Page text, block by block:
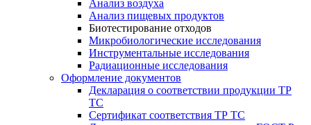
Анализ воздуха
Анализ пищевых продуктов
Биотестирование отходов
Микробиологические исследования
Инструментальные исследования
Радиационные исследования
Оформление документов
Декларация о соответствии продукции ТР
ТС
Сертификат соответствия ТР ТС